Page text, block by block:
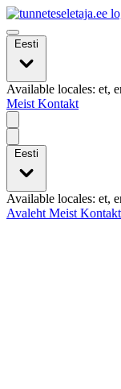
Eesti
Available locales: et,
Meist Kontakt
Eesti
Available locales: et,
Avaleht Meist Kontakt